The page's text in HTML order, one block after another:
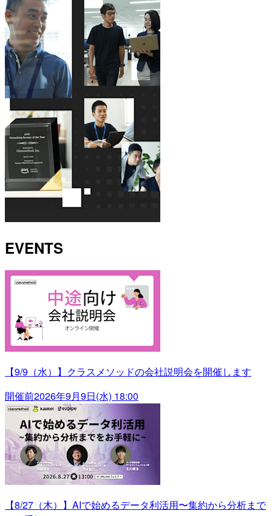
EVENTS
【9/9（水）】クラスメソッドの会社説明会を開催します
開催前2026年9月9日(水) 18:00
【8/27（木）】AIで始めるデータ利活用〜集約から分析まで